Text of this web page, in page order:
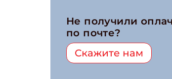
Не получили
по почте?
Скажите нам